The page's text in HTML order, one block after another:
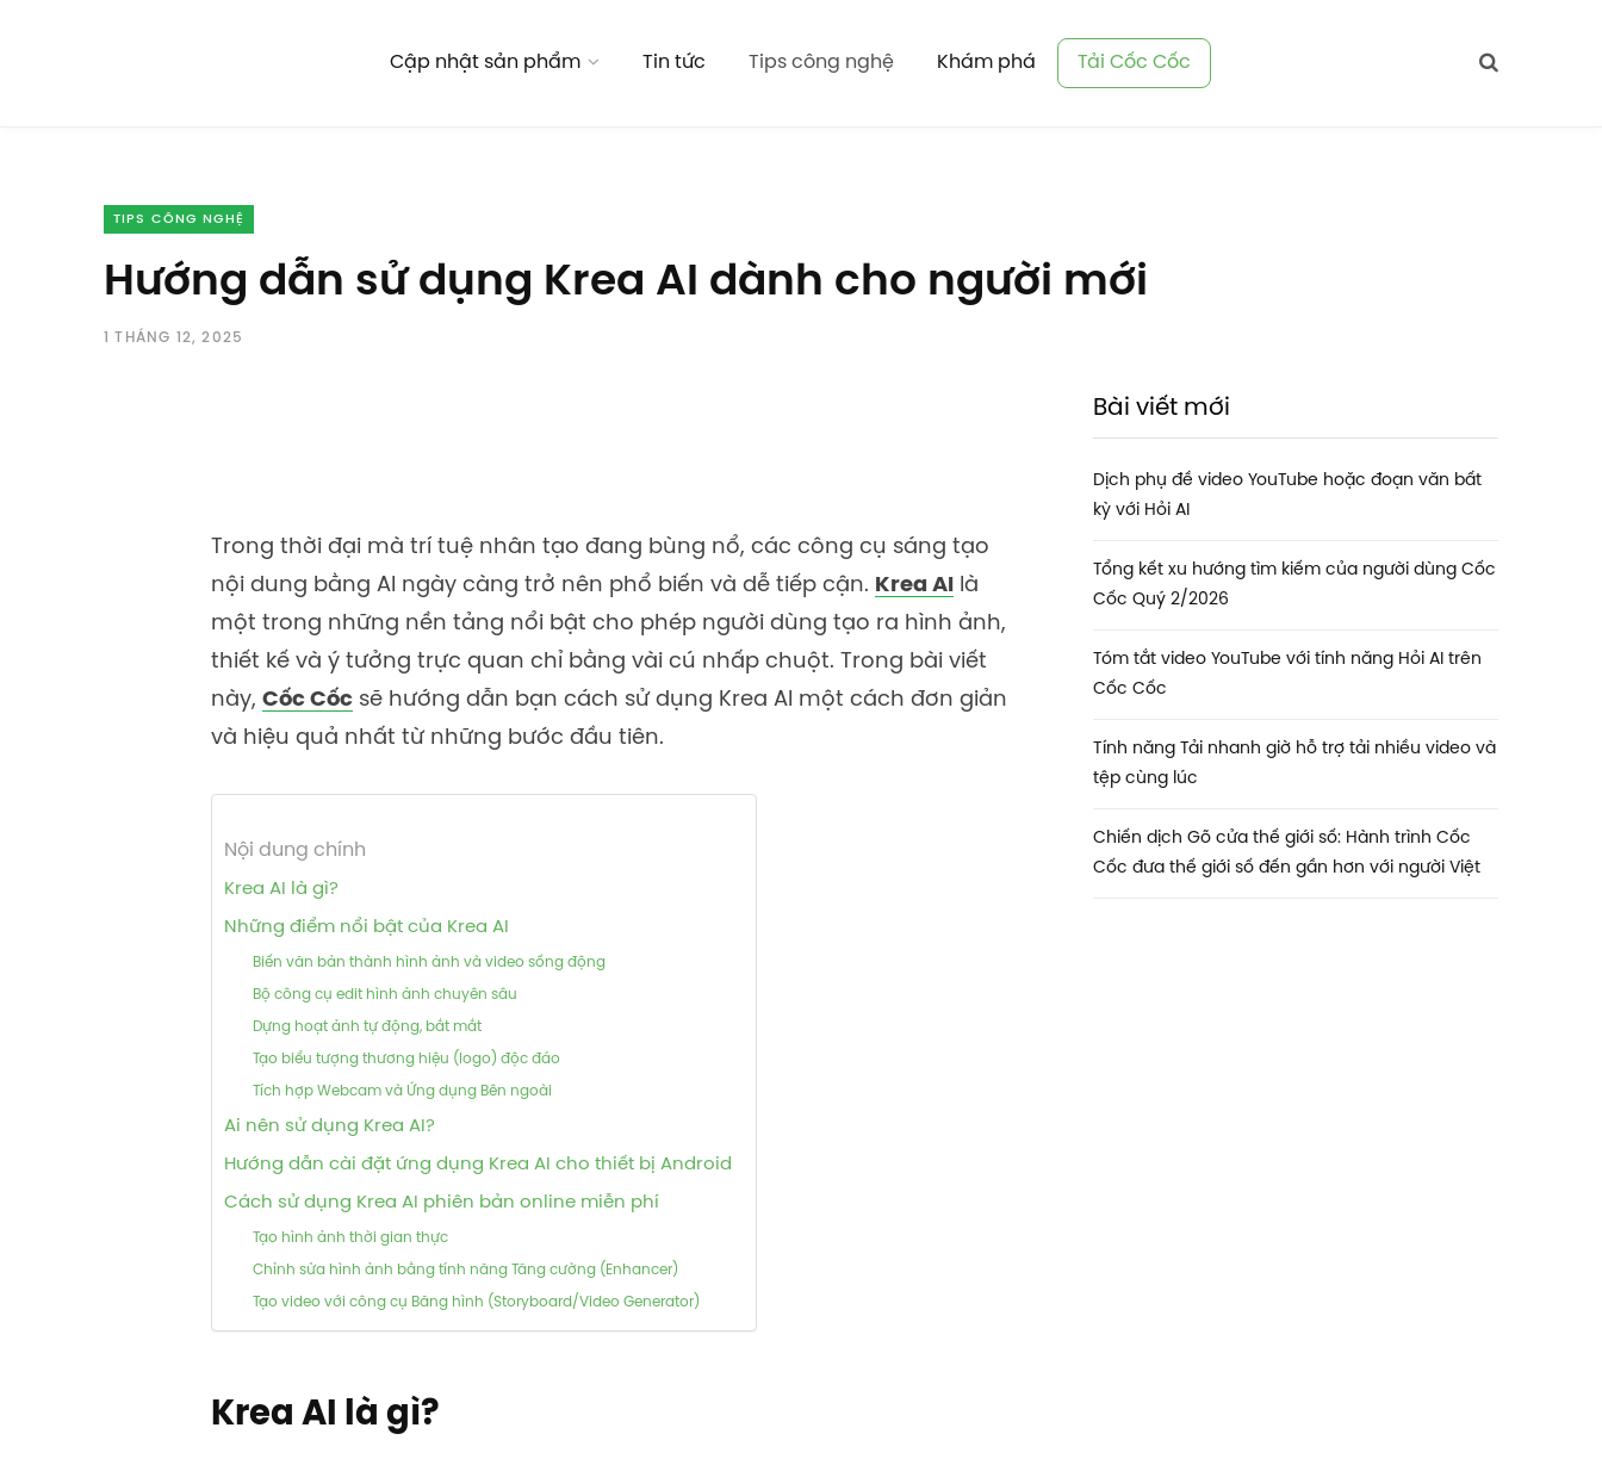
Cập nhật sản phẩm Tin tức Tips công nghệ Khám phá Tải Cốc Cốc
TIPS CÔNG NGHỆ
Hướng dẫn sử dụng Krea AI dành cho người mới
1 THÁNG 12, 2025
Trong thời đại mà trí tuệ nhân tạo đang bùng nổ, các công cụ sáng tạo
nội dung bằng AI ngày càng trở nên phổ biến và dễ tiếp cận. Krea AI là
một trong những nền tảng nổi bật cho phép người dùng tạo ra hình ảnh,
thiết kế và ý tưởng trực quan chỉ bằng vài cú nhấp chuột. Trong bài viết
này, Cốc Cốc sẽ hướng dẫn bạn cách sử dụng Krea AI một cách đơn giản
và hiệu quả nhất từ những bước đầu tiên.
Nội dung chính
Krea AI là gì?
Những điểm nổi bật của Krea AI
Biến văn bản thành hình ảnh và video sống động
Bộ công cụ edit hình ảnh chuyên sâu
Dựng hoạt ảnh tự động, bắt mắt
Tạo biểu tượng thương hiệu (logo) độc đáo
Tích hợp Webcam và Ứng dụng Bên ngoài
Ai nên sử dụng Krea AI?
Hướng dẫn cài đặt ứng dụng Krea AI cho thiết bị Android
Cách sử dụng Krea AI phiên bản online miễn phí
Tạo hình ảnh thời gian thực
Chỉnh sửa hình ảnh bằng tính năng Tăng cường (Enhancer)
Tạo video với công cụ Băng hình (Storyboard/Video Generator)
Krea AI là gì?
Bài viết mới
Dịch phụ đề video YouTube hoặc đoạn văn bất
kỳ với Hỏi AI
Tổng kết xu hướng tìm kiếm của người dùng Cốc
Cốc Quý 2/2026
Tóm tắt video YouTube với tính năng Hỏi AI trên
Cốc Cốc
Tính năng Tải nhanh giờ hỗ trợ tải nhiều video và
tệp cùng lúc
Chiến dịch Gõ cửa thế giới số: Hành trình Cốc
Cốc đưa thế giới số đến gần hơn với người Việt